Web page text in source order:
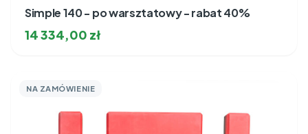
Simple 140 - po warsztatowy - rabat 40%
14 334,00 zł
NA ZAMÓWIENIE